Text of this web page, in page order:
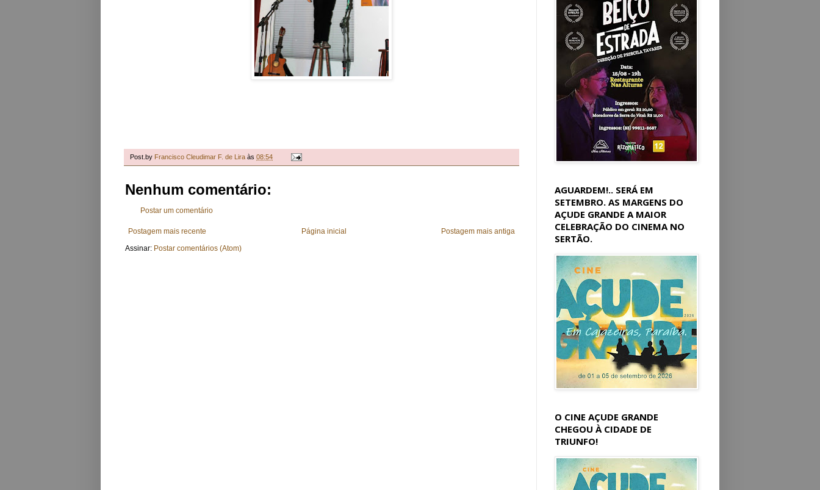
Post.by Francisco Cleudimar F. de Lira às 08:54
Nenhum comentário:
Postar um comentário
Postagem mais recente Postagem mais antiga
Página inicial
Assinar: Postar comentários (Atom)
AGUARDEM!.. SERÁ EM
SETEMBRO. AS MARGENS DO
AÇUDE GRANDE A MAIOR
CELEBRAÇÃO DO CINEMA NO
SERTÃO.
O CINE AÇUDE GRANDE
CHEGOU À CIDADE DE
TRIUNFO!